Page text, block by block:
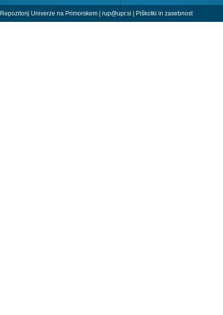
Repozitorij Univerze na Primorskem | rup@upr.si | Piškotki in zasebnost